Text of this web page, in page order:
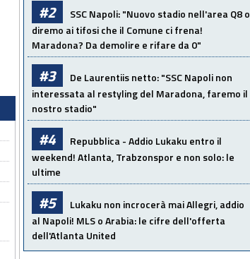
#2
SSC Napoli: "Nuovo stadio nell'area Q8 o
diremo ai tifosi che il Comune ci frena!
Maradona? Da demolire e rifare da 0"
#3
De Laurentiis netto: "SSC Napoli non
interessata al restyling del Maradona, faremo il
nostro stadio"
#4
Repubblica - Addio Lukaku entro il
weekend! Atlanta, Trabzonspor e non solo: le
ultime
#5
Lukaku non incrocerà mai Allegri, addio
al Napoli! MLS o Arabia: le cifre dell'offerta
dell'Atlanta United